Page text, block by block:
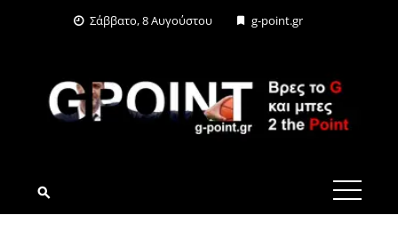
Σάββατο, 8 Αυγούστου g-point.gr
G-POINT.GR